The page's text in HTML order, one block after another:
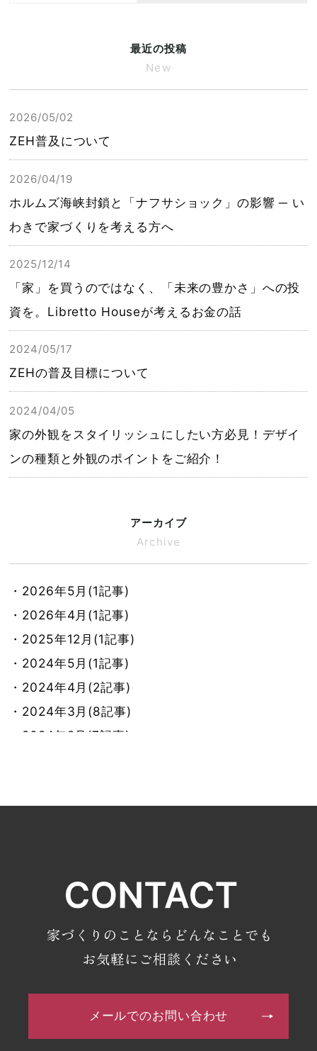
最近の投稿
New
2026/05/02
ZEH普及について
2026/04/19
ホルムズ海峡封鎖と「ナフサショック」の影響 ─ い
わきで家づくりを考える方へ
2025/12/14
「家」を買うのではなく、「未来の豊かさ」への投
資を。Libretto Houseが考えるお金の話
2024/05/17
ZEHの普及目標について
2024/04/05
家の外観をスタイリッシュにしたい方必見！デザイ
ンの種類と外観のポイントをご紹介！
アーカイブ
Archive
・2026年5月(1記事)
・2026年4月(1記事)
・2025年12月(1記事)
・2024年5月(1記事)
・2024年4月(2記事)
・2024年3月(8記事)
・2024年2月(7記事)
・2023年11月(7記事)
・2023年8月(8記事)
・2023年7月(9記事)
・2023年6月(7記事)
・2023年5月(9記事)
・2023年2月(7記事)
家づくりのことならどんなことでも
お気軽にご相談ください
メールでのお問い合わせ